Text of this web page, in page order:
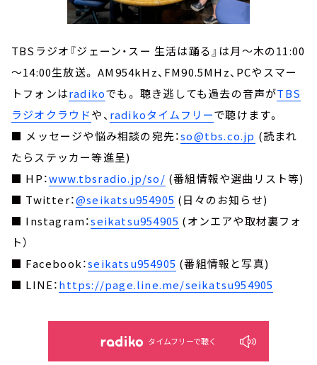
TBSラジオ『ジェーン・スー 生活は踊る』は月～木の11:00
～14:00生放送。 AM954kHz、FM90.5MHz、PCやスマー
トフォンはradikoでも。 聴き逃しても過去の音声がTBS
ラジオクラウドや、 radikoタイムフリーで聴けます。
■ メッセージや悩み相談の宛先：so@tbs.co.jp (読まれ
たらステッカー等進呈)
■ HP：www.tbsradio.jp/so/ (番組情報や選曲リスト等)
■ Twitter：@seikatsu954905 (日々のお知らせ)
■ Instagram：seikatsu954905 (オンエアや取材裏フォ
ト）
■ Facebook：seikatsu954905 (番組情報と写真)
■ LINE：https://page.line.me/seikatsu954905
タイムフリーで聴く